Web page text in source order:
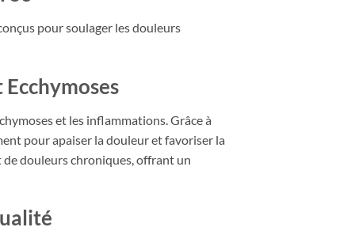
pour soulager les douleurs
et les inflammations. Grâce à
pour apaiser la douleur et favoriser la
douleurs chroniques, offrant un